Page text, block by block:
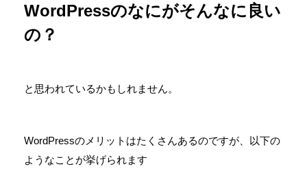
WordPressのなにがそんなに良い
の？
と思われているかもしれません。
WordPressのメリットはたくさんあるのですが、以下の
ようなことが挙げられます